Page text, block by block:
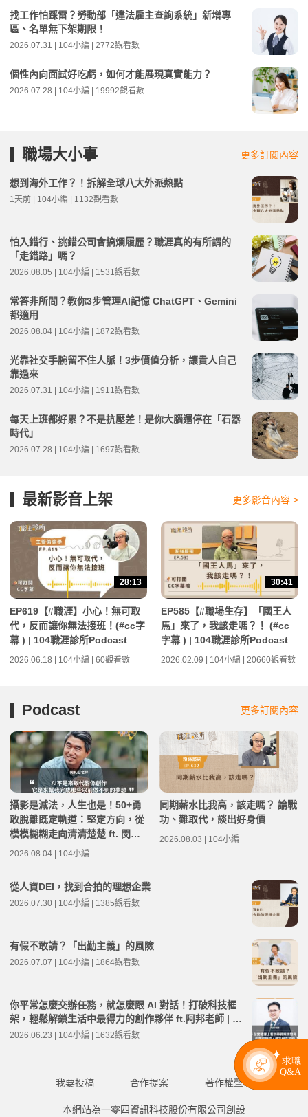
找工作怕踩雷？勞動部「違法雇主查詢系統」新增專
區、名單無下架期限！
2026.07.31 | 104小編 | 2772觀看數
個性內向面試好吃虧，如何才能展現真實能力？
2026.07.28 | 104小編 | 19992觀看數
職場大小事 更多訂閱內容
想到海外工作？！拆解全球八大外派熱點
1天前 | 104小編 | 1132觀看數
怕入錯行、挑錯公司會搞爛履歷？職涯真的有所謂的
「走錯路」嗎？
2026.08.05 | 104小編 | 1531觀看數
常答非所問？教你3步管理AI記憶 ChatGPT、Gemini
都適用
2026.08.04 | 104小編 | 1872觀看數
光靠社交手腕留不住人脈！3步價值分析，讓貴人自己
靠過來
2026.07.31 | 104小編 | 1911觀看數
每天上班都好累？不是抗壓差！是你大腦還停在「石器
時代」
2026.07.28 | 104小編 | 1697觀看數
最新影音上架 更多影音內容 >
28:13
EP619【#職涯】小心！無可取
代，反而讓你無法接班！(#cc字
幕 ) | 104職涯診所Podcast
2026.06.18 | 104小編 | 60觀看數
30:41
EP585【#職場生存】「國王人
馬」來了，我該走嗎？！ (#cc
字幕 ) | 104職涯診所Podcast
2026.02.09 | 104小編 | 20660觀看數
Podcast 更多訂閱內容
攝影是減法，人生也是！50+勇
敢脫離既定軌道：堅定方向，從
模模糊糊走向清清楚楚 ft. 閔其
慰老師 | 高年級不打烊 x 用 AI
2026.08.04 | 104小編
同期薪水比我高，該走嗎？ 論戰
功、難取代，談出好身價
2026.08.03 | 104小編
從人資DEI，找到合拍的理想企業
2026.07.30 | 104小編 | 1385觀看數
有假不敢請？「出勤主義」的風險
2026.07.07 | 104小編 | 1864觀看數
你平常怎麼交辦任務，就怎麼跟 AI 對話！打破科技框
架，輕鬆解鎖生活中最得力的創作夥伴 ft.阿邦老師 | 高
年級不打烊 x 用 AI 點亮第二人生 EP278
2026.06.23 | 104小編 | 1632觀看數
我要投稿 合作提案 著作權聲明
本網站為一零四資訊科技股份有限公司創設